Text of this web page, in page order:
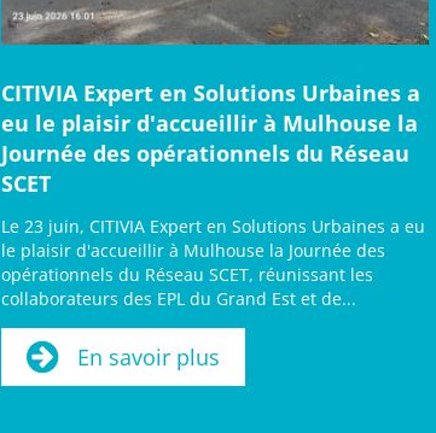
CITIVIA Expert en Solutions Urbaines a
eu le plaisir d'accueillir à Mulhouse la
Journée des opérationnels du Réseau
SCET
Le 23 juin, CITIVIA Expert en Solutions Urbaines a eu
le plaisir d'accueillir à Mulhouse la Journée des
opérationnels du Réseau SCET, réunissant les
collaborateurs des EPL du Grand Est et de...
En savoir plus